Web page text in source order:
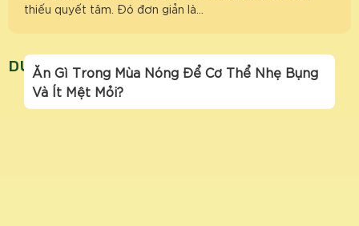
thiếu quyết tâm. Đó đơn giản là…
DUY TRÌ NĂNG LƯỢNG NGÀY NÓNG
Ăn Gì Trong Mùa Nóng Để Cơ Thể Nhẹ Bụng
Và Ít Mệt Mỏi?